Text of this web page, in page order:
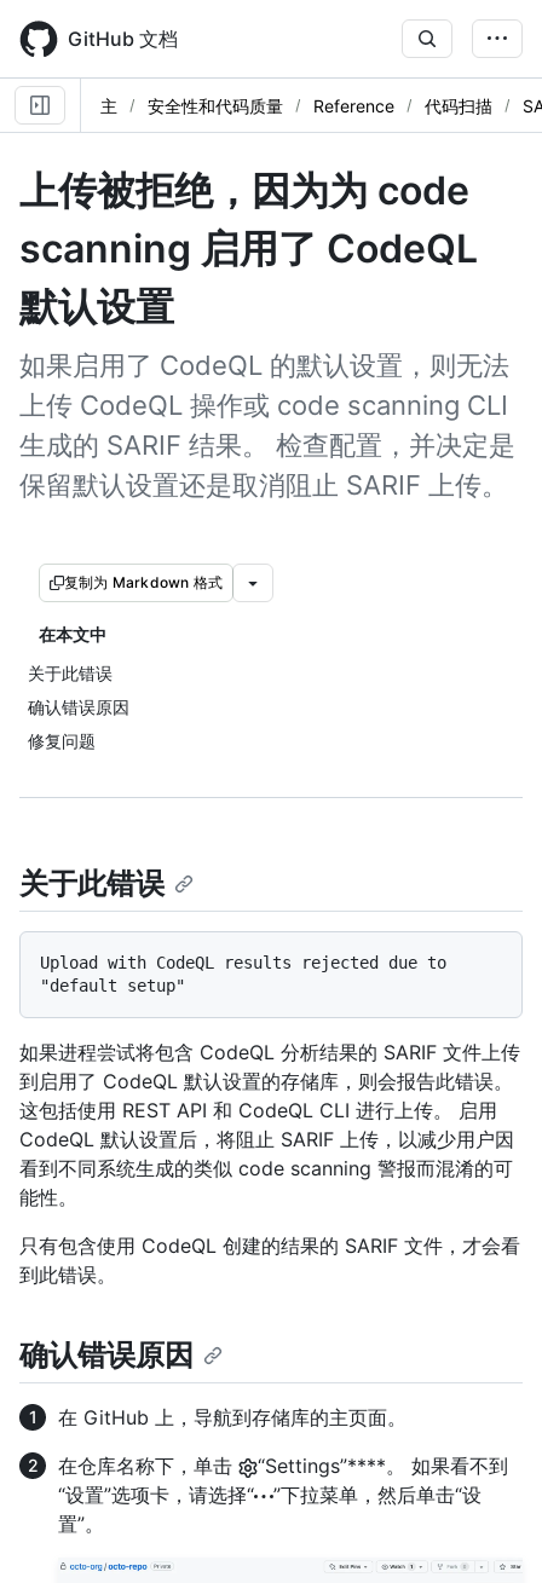
main
content
GitHub 文档
主 安全性和代码质量 Reference 代码扫描
上传被拒绝，因为为 code
scanning 启用了 CodeQL
默认设置
如果启用了 CodeQL 的默认设置，则无法
上传 CodeQL 操作或 code scanning CLI
生成的 SARIF 结果。 检查配置，并决定是
保留默认设置还是取消阻止 SARIF 上传。
复制为 Markdown 格式
在本文中
关于此错误
确认错误原因
修复问题
关于此错误
Upload with CodeQL results rejected due to
如果进程尝试将包含 CodeQL 分析结果的 SARIF 文件上传
到启用了 CodeQL 默认设置的存储库，则会报告此错误。
这包括使用 REST API 和 CodeQL CLI 进行上传。 启用
CodeQL 默认设置后，将阻止 SARIF 上传，以减少用户因
看到不同系统生成的类似 code scanning 警报而混淆的可
能性。
只有包含使用 CodeQL 创建的结果的 SARIF 文件，才会看
到此错误。
确认错误原因
在 GitHub 上，导航到存储库的主页面。
在仓库名称下，单击
“Settings”****。 如果看不到
“设置”选项卡，请选择“
”下拉菜单，然后单击“设
置”。